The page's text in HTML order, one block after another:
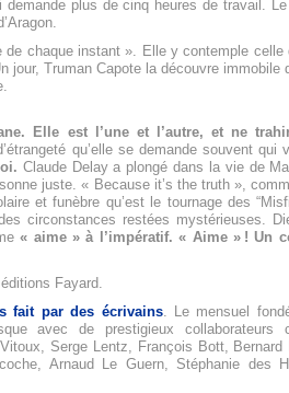
plus de cinq heures de travail.
de chaque instant ». Elle y contemple celle
jour, Truman Capote la découvre immobile
Elle est l’une et l’autre, et ne
qu’elle se demande souvent qui
Claude Delay a plongé dans la vie de
juste. « Because it’s the truth »,
et funèbre qu’est le tournage des
circonstances restées mystérieuses.
« aime » à l’impératif. « Aime » ! Un
Fayard.
fait par des écrivains. Le mensuel
avec de prestigieux collaborateurs
Serge Lentz, François Bott, Bernard
Arnaud Le Guern, Stéphanie des